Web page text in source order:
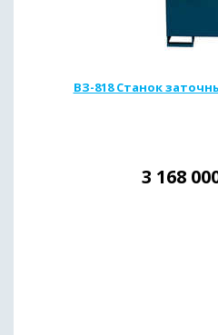
ВЗ-818 Станок
3 168